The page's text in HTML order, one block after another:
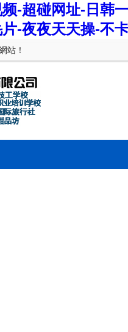
-超碰网址-日韩
-夜夜天天操-不
站！